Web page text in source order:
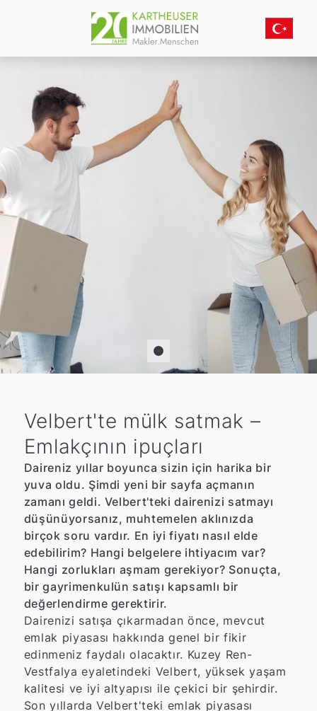
Velbert'te mülk satmak –
Emlakçının ipuçları
Daireniz yıllar boyunca sizin için harika bir
yuva oldu. Şimdi yeni bir sayfa açmanın
zamanı geldi. Velbert'teki dairenizi satmayı
düşünüyorsanız, muhtemelen aklınızda
birçok soru vardır. En iyi fiyatı nasıl elde
edebilirim? Hangi belgelere ihtiyacım var?
Hangi zorlukları aşmam gerekiyor? Sonuçta,
bir gayrimenkulün satışı kapsamlı bir
değerlendirme gerektirir.
Dairenizi satışa çıkarmadan önce, mevcut
emlak piyasası hakkında genel bir fikir
edinmeniz faydalı olacaktır. Kuzey Ren-
Vestfalya eyaletindeki Velbert, yüksek yaşam
kalitesi ve iyi altyapısı ile çekici bir şehirdir.
Son yıllarda Velbert'teki emlak piyasası